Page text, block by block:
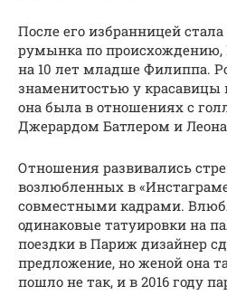
После его избранницей
румынка по происхождению,
на 10 лет младше Филиппа.
знаменитостью у красавицы
она была в отношениях с
Джерардом Батлером и
Отношения развивались
возлюбленных в
совместными кадрами.
одинаковые татуировки на
поездки в Париж дизайнер
предложение, но женой она
пошло не так, и в 2016 году